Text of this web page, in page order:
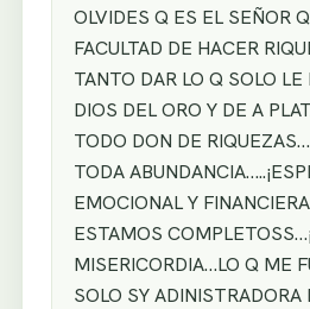
OLVIDES Q ES EL SEÑOR
FACULTAD DE HACER
TANTO DAR LO Q SOLO
DIOS DEL ORO Y DE A
TODO DON DE
TODA
EMOCIONAL Y
ESTAMOS
MISERICORDIA…LO Q ME
SOLO SY ADINISTRADORA